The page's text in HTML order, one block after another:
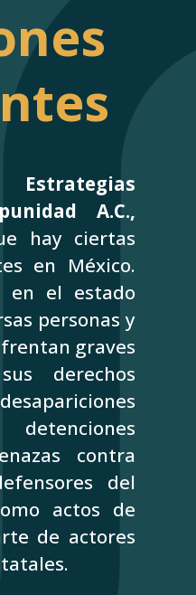
A.C.,
hay ciertas
en México.
en el estado
personas y
graves
derechos
contra
del
actos de
de actores